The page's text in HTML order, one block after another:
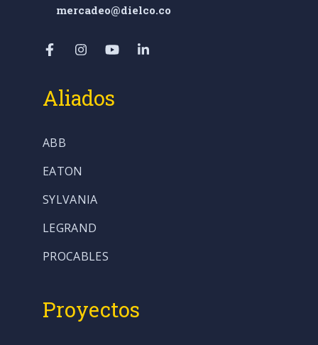
mercadeo@dielco.co
Aliados
ABB
EATON
SYLVANIA
LEGRAND
PROCABLES
Proyectos